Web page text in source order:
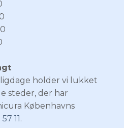
holder vi lukket
steder, der har
Københavns
11.